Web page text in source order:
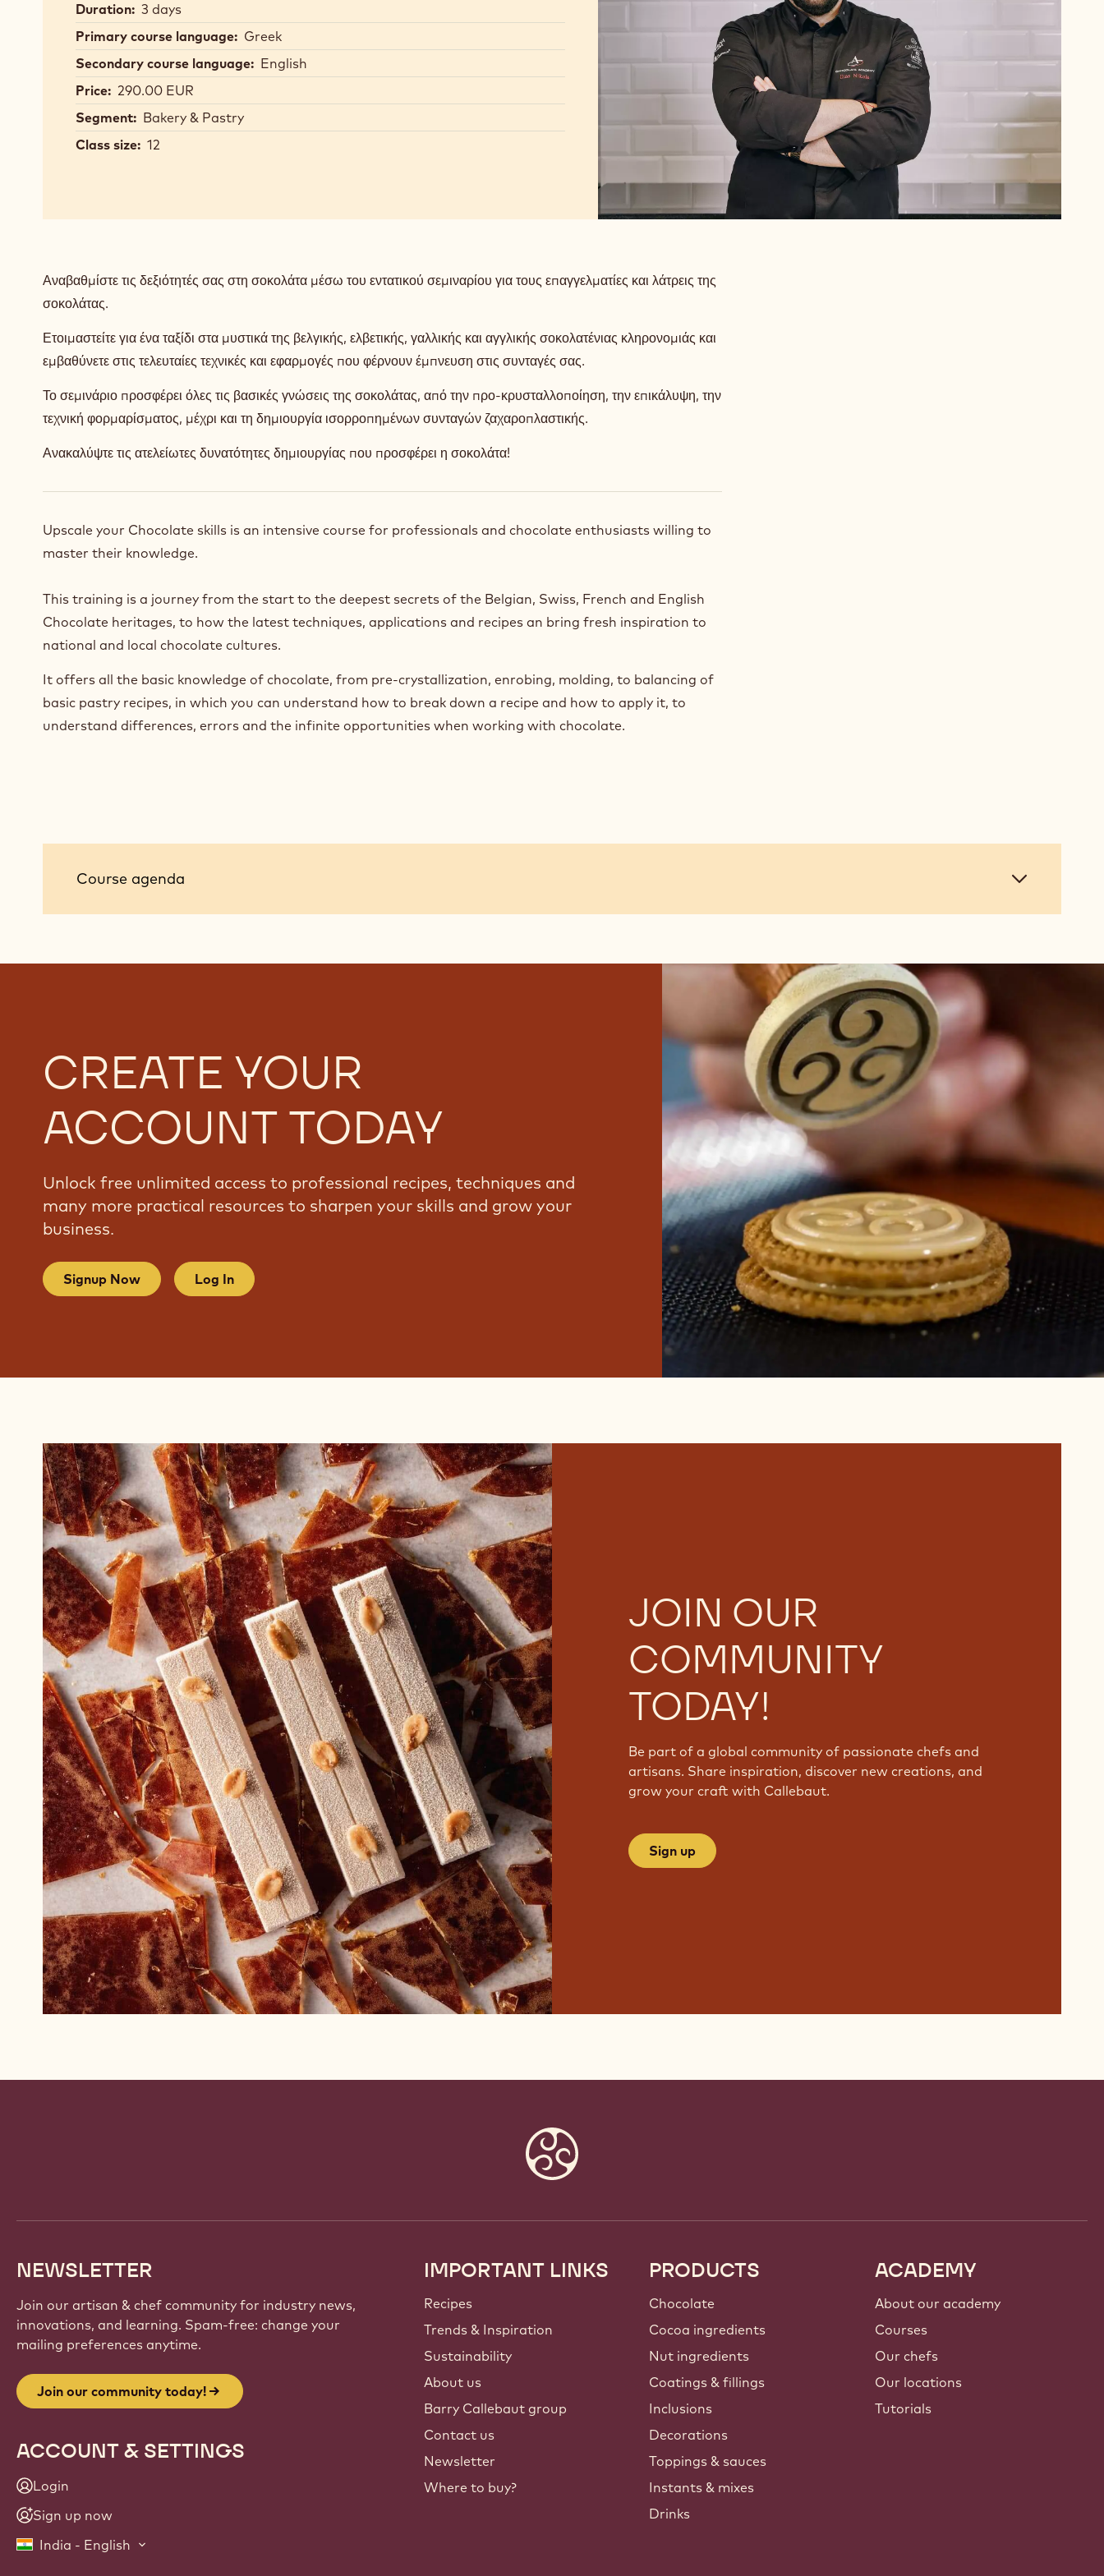
Duration: 3 days
Primary course language: Greek
Secondary course language: English
Price: 290.00 EUR
Segment: Bakery & Pastry
Class size: 12
Αναβαθμίστε τις δεξιότητές σας στη σοκολάτα μέσω του εντατικού σεμιναρίου για τους επαγγελματίες και λάτρεις της
σοκολάτας.
Ετοιμαστείτε για ένα ταξίδι στα μυστικά της βελγικής, ελβετικής, γαλλικής και αγγλικής σοκολατένιας κληρονομιάς και
εμβαθύνετε στις τελευταίες τεχνικές και εφαρμογές που φέρνουν έμπνευση στις συνταγές σας.
Το σεμινάριο προσφέρει όλες τις βασικές γνώσεις της σοκολάτας, από την προ-κρυσταλλοποίηση, την επικάλυψη, την
τεχνική φορμαρίσματος, μέχρι και τη δημιουργία ισορροπημένων συνταγών ζαχαροπλαστικής.
Ανακαλύψτε τις ατελείωτες δυνατότητες δημιουργίας που προσφέρει η σοκολάτα!
Upscale your Chocolate skills is an intensive course for professionals and chocolate enthusiasts willing to
master their knowledge.
This training is a journey from the start to the deepest secrets of the Belgian, Swiss, French and English
Chocolate heritages, to how the latest techniques, applications and recipes an bring fresh inspiration to
national and local chocolate cultures.
It offers all the basic knowledge of chocolate, from pre-crystallization, enrobing, molding, to balancing of
basic pastry recipes, in which you can understand how to break down a recipe and how to apply it, to
understand differences, errors and the infinite opportunities when working with chocolate.
Course
Course agenda
CREATE YOUR
ACCOUNT TODAY
Unlock free unlimited access to professional recipes, techniques and
many more practical resources to sharpen your skills and grow your
business.
Signup Now Log In
JOIN OUR
COMMUNITY
TODAY!
Be part of a global community of passionate chefs and
artisans. Share inspiration, discover new creations, and
grow your craft with Callebaut.
Sign up
NEWSLETTER
Join our artisan & chef community for industry news,
innovations, and learning. Spam-free: change your
mailing preferences anytime.
Join our community today!
ACCOUNT & SETTINGS
Login
Sign up now
India - English
Footer
Callebaut
IMPORTANT LINKS
Recipes
Trends & Inspiration
Sustainability
About us
Barry Callebaut group
Contact us
Newsletter
Where to buy?
PRODUCTS
Chocolate
Cocoa ingredients
Nut ingredients
Coatings & fillings
Inclusions
Decorations
Toppings & sauces
Instants & mixes
Drinks
ACADEMY
About our academy
Courses
Our chefs
Our locations
Tutorials